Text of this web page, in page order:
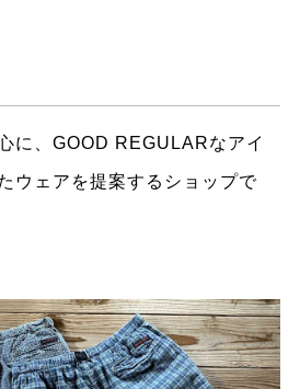
に、GOOD REGULARなアイ
ウェアを提案するショップで